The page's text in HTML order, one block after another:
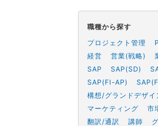
職種から探す
プロジェクト管理
経営
営業(戦略)
SAP
SAP(SD)
SAP(FI-AP)
構想/グランドデザイ
マーケティング
市
翻訳/通訳
講師